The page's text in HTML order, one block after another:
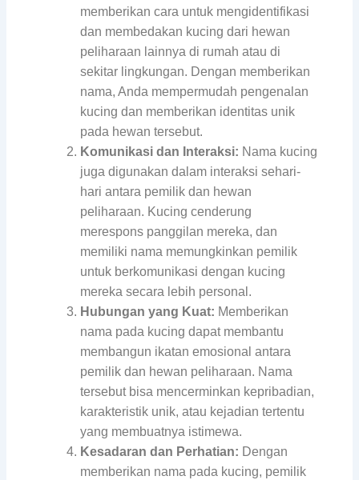
memberikan cara untuk mengidentifikasi
dan membedakan kucing dari hewan
peliharaan lainnya di rumah atau di
sekitar lingkungan. Dengan memberikan
nama, Anda mempermudah pengenalan
kucing dan memberikan identitas unik
pada hewan tersebut.
Komunikasi dan Interaksi: Nama kucing
juga digunakan dalam interaksi sehari-
hari antara pemilik dan hewan
peliharaan. Kucing cenderung
merespons panggilan mereka, dan
memiliki nama memungkinkan pemilik
untuk berkomunikasi dengan kucing
mereka secara lebih personal.
Hubungan yang Kuat: Memberikan
nama pada kucing dapat membantu
membangun ikatan emosional antara
pemilik dan hewan peliharaan. Nama
tersebut bisa mencerminkan kepribadian,
karakteristik unik, atau kejadian tertentu
yang membuatnya istimewa.
Kesadaran dan Perhatian: Dengan
memberikan nama pada kucing, pemilik